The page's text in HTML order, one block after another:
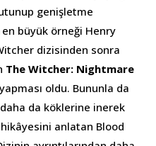
genişletme
büyük örneği Henry
dizisinden sonra
The Witcher: Nightmare
oldu. Bununla da
da köklerine inerek
anlatan Blood